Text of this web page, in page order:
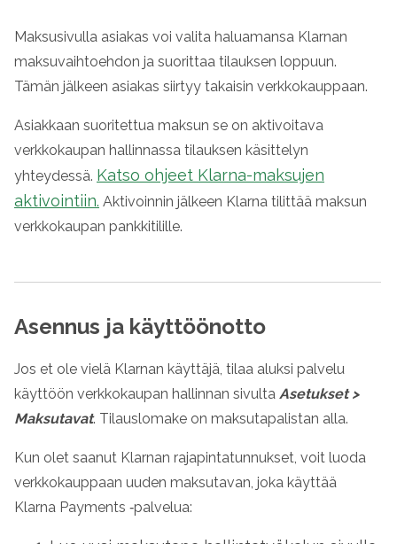
Maksusivulla asiakas voi valita haluamansa Klarnan
maksuvaihtoehdon ja suorittaa tilauksen loppuun.
Tämän jälkeen asiakas siirtyy takaisin verkkokauppaan.
Asiakkaan suoritettua maksun se on aktivoitava
verkkokaupan hallinnassa tilauksen käsittelyn
yhteydessä. Katso ohjeet Klarna-maksujen
aktivointiin. Aktivoinnin jälkeen Klarna tilittää maksun
verkkokaupan pankkitilille.
Asennus ja käyttöönotto
Jos et ole vielä Klarnan käyttäjä, tilaa aluksi palvelu
käyttöön verkkokaupan hallinnan sivulta Asetukset>
Maksutavat. Tilauslomake on maksutapalistan alla.
Kun olet saanut Klarnan rajapintatunnukset, voit luoda
verkkokauppaan uuden maksutavan, joka käyttää
Klarna Payments ‑palvelua: